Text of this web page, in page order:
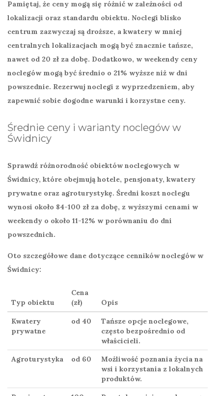
Pamiętaj, że ceny mogą się różnić w zależności od
lokalizacji oraz standardu obiektu. Noclegi blisko
centrum zazwyczaj są droższe, a kwatery w mniej
centralnych lokalizacjach mogą być znacznie tańsze,
nawet od 20 zł za dobę. Dodatkowo, w weekendy ceny
noclegów mogą być średnio o 21% wyższe niż w dni
powszednie. Rezerwuj noclegi z wyprzedzeniem, aby
zapewnić sobie dogodne warunki i korzystne ceny.
Średnie ceny i warianty noclegów w
Świdnicy
Sprawdź różnorodność obiektów noclegowych w
Świdnicy, które obejmują hotele, pensjonaty, kwatery
prywatne oraz agroturystykę. Średni koszt noclegu
wynosi około 84-100 zł za dobę, z wyższymi cenami w
weekendy o około 11-12% w porównaniu do dni
powszednich.
Oto szczegółowe dane dotyczące cenników noclegów w
Świdnicy:
Typ obiektu
Cena
(zł)
Opis
Kwatery
prywatne
od 40
Tańsze opcje noclegowe,
często bezpośrednio od
właścicieli.
Agroturystyka od 60
Możliwość poznania życia na
wsi i korzystania z lokalnych
produktów.